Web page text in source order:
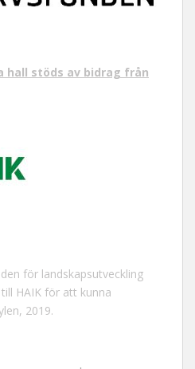
hall stöds av bidrag från
för landskapsutveckling
HAIK för att kunna
2019.